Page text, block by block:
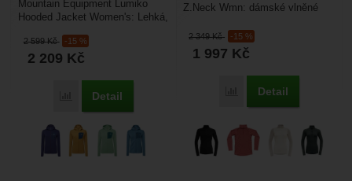
2 599Kč -15 %
2 209 Kč
Porovnat
Detail
Mountain Equipment Lumiko
Hooded Jacket Women's: Lehká,
druhá kůže. Dámská...
2 349Kč -15 %
1 997 Kč
Porovnat
Detail
Z.Neck Wmn: dámské vlněné
kombinace vlny...